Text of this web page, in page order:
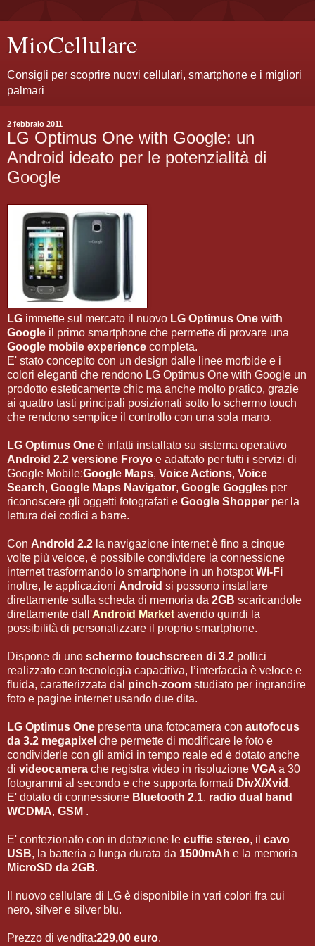
MioCellulare
Consigli per scoprire nuovi cellulari, smartphone e i migliori
palmari
2 febbraio 2011
LG Optimus One with Google: un
Android ideato per le potenzialità di
Google
LG immette sul mercato il nuovo LG Optimus One with
Google il primo smartphone che permette di provare una
Google mobile experience completa.
E' stato concepito con un design dalle linee morbide e i
colori eleganti che rendono LG Optimus One with Google un
prodotto esteticamente chic ma anche molto pratico, grazie
ai quattro tasti principali posizionati sotto lo schermo touch
che rendono semplice il controllo con una sola mano.
LG Optimus One è infatti installato su sistema operativo
Android 2.2 versione Froyo e adattato per tutti i servizi di
Google Mobile:Google Maps, Voice Actions, Voice
Search, Google Maps Navigator, Google Goggles per
riconoscere gli oggetti fotografati e Google Shopper per la
lettura dei codici a barre.
Con Android 2.2 la navigazione internet è fino a cinque
volte più veloce, è possibile condividere la connessione
internet trasformando lo smartphone in un hotspotWi-Fi
inoltre, le applicazioni Android si possono installare
direttamente sulla scheda di memoria da 2GB scaricandole
direttamente dall'Android Market avendo quindi la
possibilità di personalizzare il proprio smartphone.
Dispone di uno schermo touchscreen di 3.2 pollici
realizzato con tecnologia capacitiva, l’interfaccia è veloce e
fluida, caratterizzata dal pinch-zoom studiato per ingrandire
foto e pagine internet usando due dita.
LG Optimus One presenta una fotocamera con autofocus
da 3.2 megapixel che permette di modificare le foto e
condividerle con gli amici in tempo reale ed è dotato anche
di videocamera che registra video in risoluzione VGA a 30
fotogrammi al secondo e che supporta formati DivX/Xvid .
E' dotato di connessione Bluetooth 2.1, radio dual band
WCDMA, GSM .
E' confezionato con in dotazione le cuffie stereo, il cavo
USB, la batteria a lunga durata da 1500mAh e la memoria
MicroSD da 2GB.
Il nuovo cellulare di LG è disponibile in vari colori fra cui
nero, silver e silver blu.
Prezzo di vendita:229,00 euro.